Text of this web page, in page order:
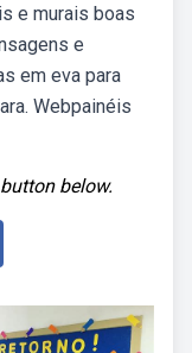
e murais boas
e
em eva para
Webpainéis
below.